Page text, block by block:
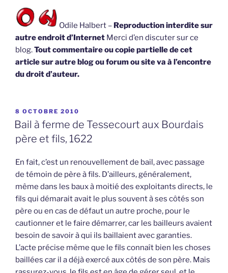
Odile Halbert – Reproduction interdite sur
autre endroit d’Internet Merci d’en discuter sur ce
blog.Tout commentaire ou copie partielle de cet
article sur autre blog ou forum ou site va à l’encontre
du droit d’auteur.
PUBLIÉ
LE
8 OCTOBRE 2010
Bail à ferme de Tessecourt aux Bourdais
père et fils, 1622
En fait, c’est un renouvellement de bail, avec passage
de témoin de père à fils. D’ailleurs, généralement,
même dans les baux à moitié des exploitants directs, le
fils qui démarait avait le plus souvent à ses côtés son
père ou en cas de défaut un autre proche, pour le
cautionner et le faire démarrer, car les bailleurs avaient
besoin de savoir à qui ils baillaient avec garanties.
L’acte précise même que le fils connaît bien les choses
baillées car il a déjà exercé aux côtés de son père. Mais